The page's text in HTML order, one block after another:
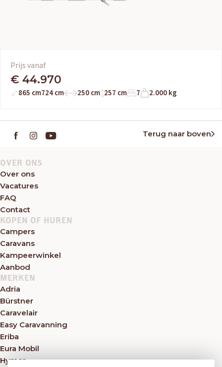
Prijs vanaf
€ 44.970
865 cm724 cm 250 cm 257 cm 7 2.000 kg
Terug naar boven
OVER ONS
Over ons
Vacatures
FAQ
Contact
KOPEN OF HUREN
Campers
Caravans
Kampeerwinkel
Aanbod
MERKEN
Adria
Bürstner
Caravelair
Easy Caravanning
Eriba
Eura Mobil
Hymer